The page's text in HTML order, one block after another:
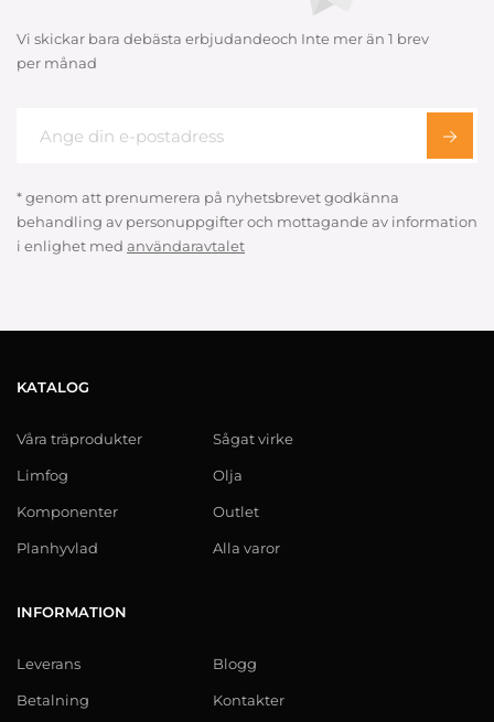
Vi skickar bara debästa erbjudandeoch Inte mer än 1 brev
per månad
* genom att prenumerera på nyhetsbrevet godkänna
behandling av personuppgifter och mottagande av information
i enlighet med användaravtalet
KATALOG
Våra träprodukter
Limfog
Komponenter
Planhyvlad
Sågat virke
Olja
Outlet
Alla varor
INFORMATION
Leverans
Betalning
Blogg
Kontakter